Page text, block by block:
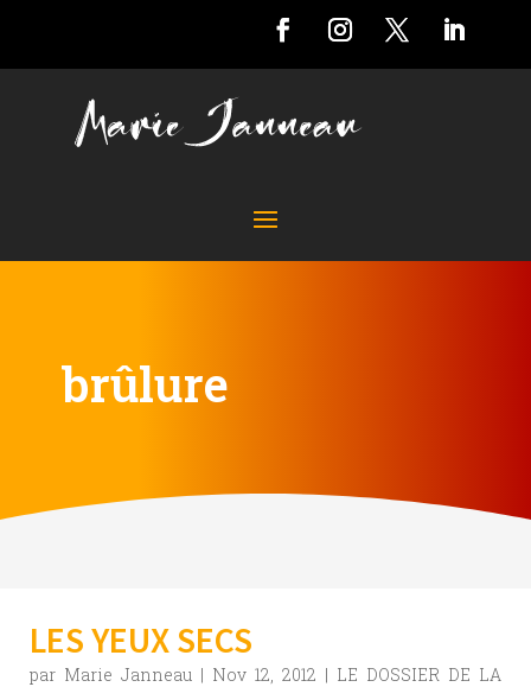
brûlure
LES YEUX SECS
par Marie Janneau | Nov 12, 2012 | LE DOSSIER DE LA